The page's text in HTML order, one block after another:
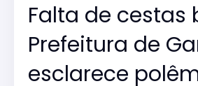
Falta de cestas
Prefeitura de
esclarece